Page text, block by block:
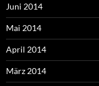
Juni 2014
Mai 2014
April 2014
März 2014